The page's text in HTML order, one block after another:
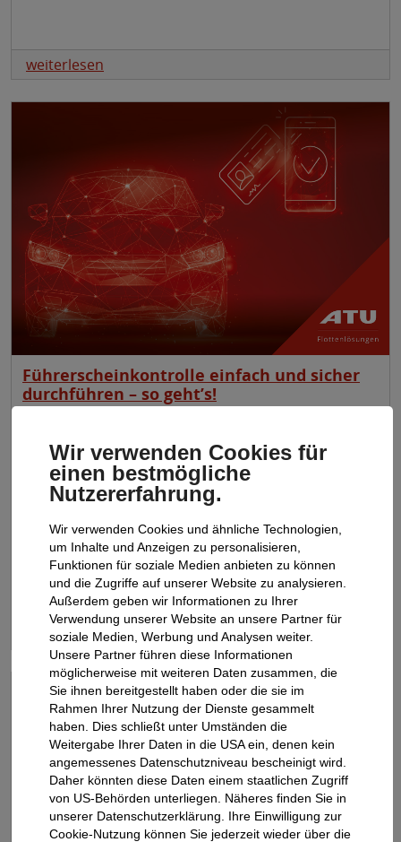
weiterlesen
Führerscheinkontrolle einfach und sicher
durchführen – so geht’s!
Die regelmäßige Überprüfung der Führerscheindokumente
gehört zu den zentralen Aufgaben in der
Fuhrparkverwaltung. In diesem Blogbeitrag erfahren Sie,
welche rechtlichen Konsequenzen drohen, wenn ein
Fuhrparkmanager zu nachlässig mit seiner Pflicht umgeht,
wie oft die Kontrolle überhaupt notwendig ist und warum
digitale Prüfmethoden wie die neue ATU
Führerscheinkontrolle Ihren Arbeitsalltag deutlich
erleichtern können.
weiterlesen
Wir verwenden Cookies für
einen bestmögliche
Nutzererfahrung.
Wir verwenden Cookies und ähnliche Technologien,
um Inhalte und Anzeigen zu personalisieren,
Funktionen für soziale Medien anbieten zu können
und die Zugriffe auf unserer Website zu analysieren.
Außerdem geben wir Informationen zu Ihrer
Verwendung unserer Website an unsere Partner für
soziale Medien, Werbung und Analysen weiter.
Unsere Partner führen diese Informationen
möglicherweise mit weiteren Daten zusammen, die
Sie ihnen bereitgestellt haben oder die sie im
Rahmen Ihrer Nutzung der Dienste gesammelt
haben. Dies schließt unter Umständen die
Weitergabe Ihrer Daten in die USA ein, denen kein
angemessenes Datenschutzniveau bescheinigt wird.
Daher könnten diese Daten einem staatlichen Zugriff
von US-Behörden unterliegen. Näheres finden Sie in
unserer Datenschutzerklärung. Ihre Einwilligung zur
Cookie-Nutzung können Sie jederzeit wieder über die